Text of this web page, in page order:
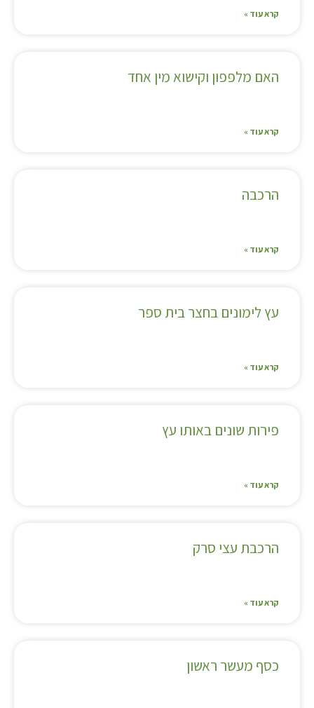
קרא עוד »
האם מלפפון וקישוא מין אחד
קרא עוד »
הרכבה
קרא עוד »
עץ לימונים בחצר בית ספר
קרא עוד »
פירות שונים באותו עץ
קרא עוד »
הרכבת עצי סרק
קרא עוד »
כסף מעשר ראשון